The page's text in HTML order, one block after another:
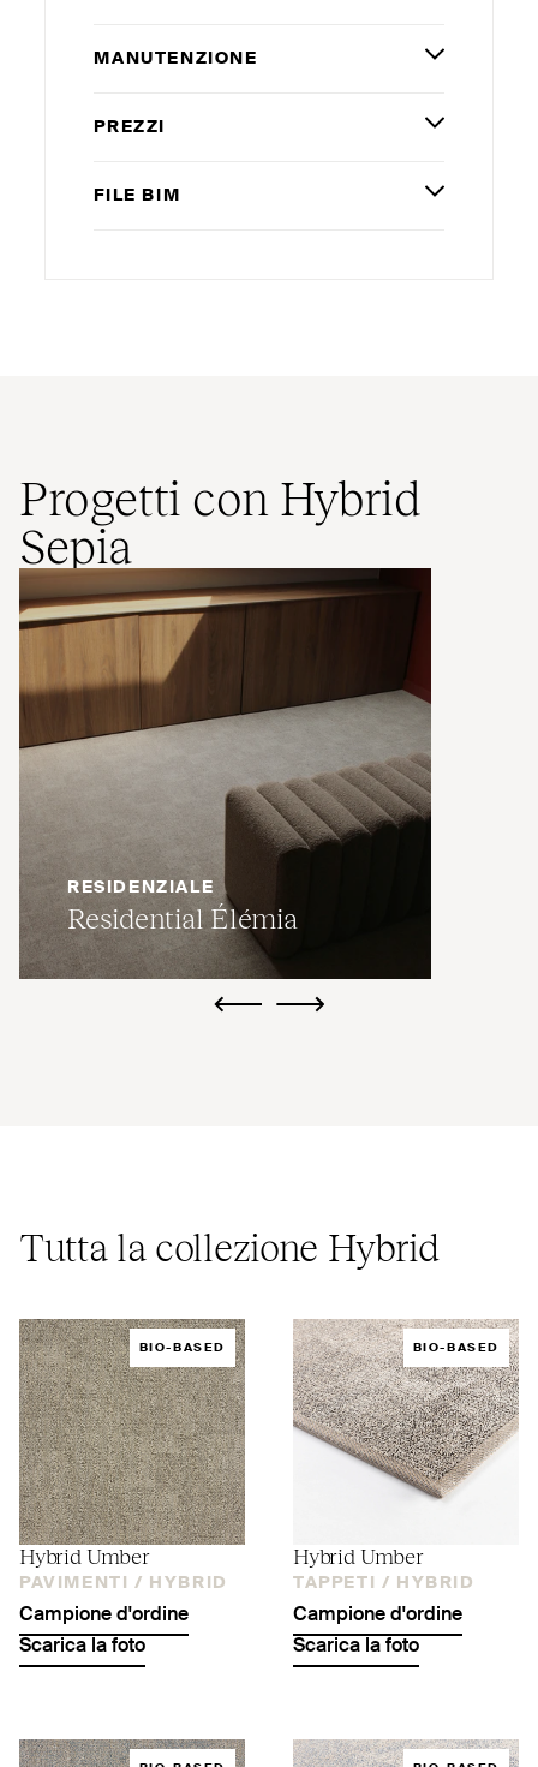
MANUTENZIONE
PREZZI
FILE BIM
Progetti con Hybrid
Sepia
RESIDENZIALE
Residential Élémia
ui.previousui.next
Tutta la collezione Hybrid
BIO-BASED
Hybrid Umber
PAVIMENTI / HYBRID
Campione d'ordine
Scarica la foto
BIO-BASED
Hybrid Umber
TAPPETI / HYBRID
Campione d'ordine
Scarica la foto